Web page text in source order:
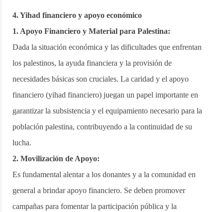
4. Yihad financiero y apoyo económico
1. Apoyo Financiero y Material para Palestina:
Dada la situación económica y las dificultades que enfrentan
los palestinos, la ayuda financiera y la provisión de
necesidades básicas son cruciales. La caridad y el apoyo
financiero (yihad financiero) juegan un papel importante en
garantizar la subsistencia y el equipamiento necesario para la
población palestina, contribuyendo a la continuidad de su
lucha.
2. Movilización de Apoyo:
Es fundamental alentar a los donantes y a la comunidad en
general a brindar apoyo financiero. Se deben promover
campañas para fomentar la participación pública y la